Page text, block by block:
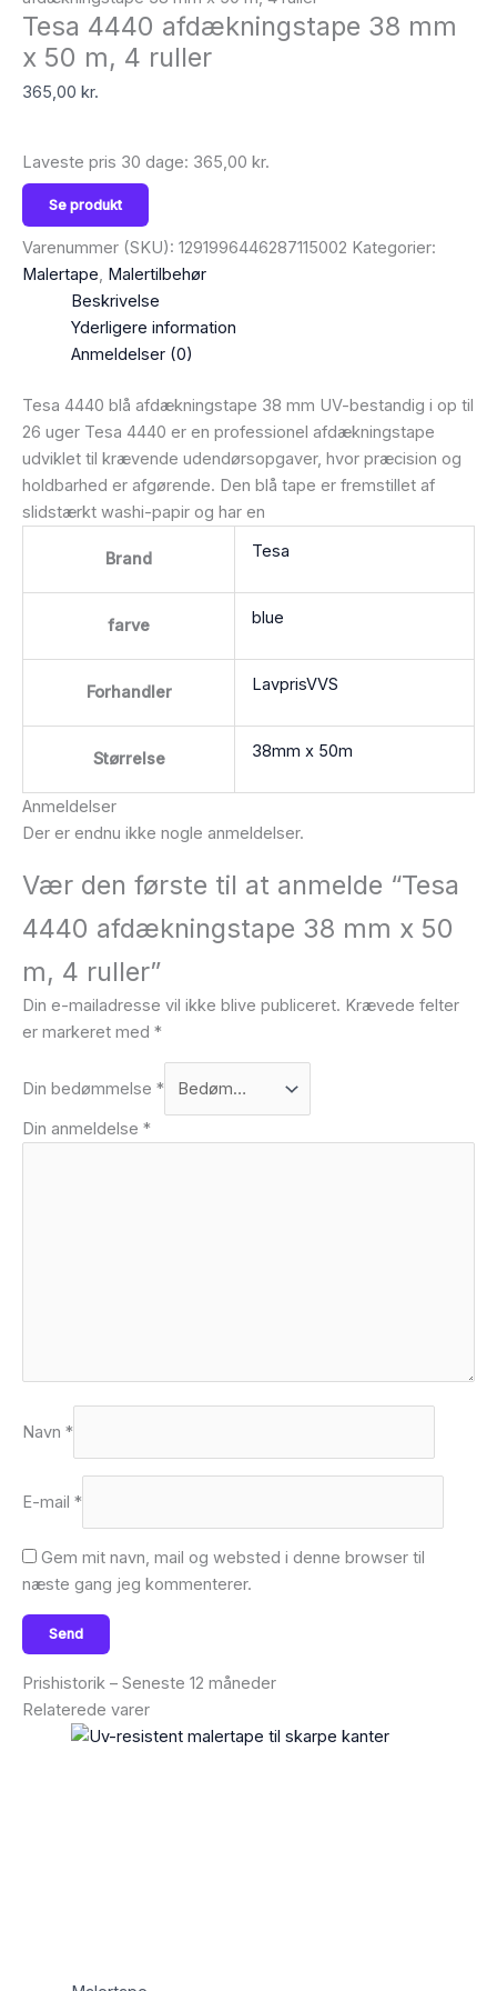
Tesa 4440 afdækningstape 38 mm
x 50 m, 4 ruller
365,00 kr.
Laveste pris 30 dage: 365,00 kr.
Se produkt
Varenummer (SKU): 1291996446287115002 Kategorier:
Malertape, Malertilbehør
Beskrivelse
Yderligere information
Anmeldelser (0)
Tesa 4440 blå afdækningstape 38 mm UV-bestandig i op til
26 uger Tesa 4440 er en professionel afdækningstape
udviklet til krævende udendørsopgaver, hvor præcision og
holdbarhed er afgørende. Den blå tape er fremstillet af
slidstærkt washi-papir og har en
Brand Tesa
farve blue
Forhandler LavprisVVS
Størrelse 38mm x 50m
Anmeldelser
Der er endnu ikke nogle anmeldelser.
Vær den første til at anmelde “Tesa
4440 afdækningstape 38 mm x 50
m, 4 ruller”
Din e-mailadresse vil ikke blive publiceret. Krævede felter
er markeret med *
Din bedømmelse *
Din anmeldelse *
Navn *
E-mail *
Gem mit navn, mail og websted i denne browser til
næste gang jeg kommenterer.
Prishistorik – Seneste 12 måneder
Relaterede varer